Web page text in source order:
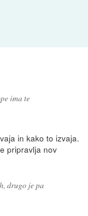
ima te
in kako to izvaja.
pripravlja nov
drugo je pa